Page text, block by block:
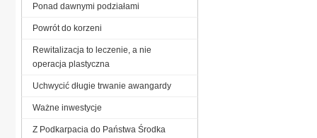
Ponad dawnymi podziałami
Powrót do korzeni
Rewitalizacja to leczenie, a nie
operacja plastyczna
Uchwycić długie trwanie awangardy
Ważne inwestycje
Z Podkarpacia do Państwa Środka